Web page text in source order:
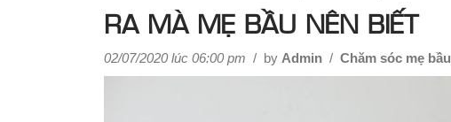
RA MÀ MẸ BẦU NÊN BIẾT
02/07/2020 lúc 06:00 pm / by Admin / Chăm sóc mẹ bầu